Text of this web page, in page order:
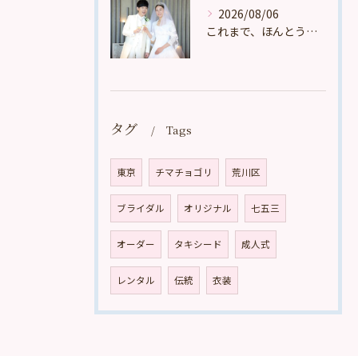
2026/08/06
これまで、ほんとうに多くの、たくさんの、数え切れないほどのお...
タグ Tags
東京 チマチョゴリ 荒川区
ブライダル オリジナル 七五三
オーダー タキシード 成人式
レンタル 伝統 衣装